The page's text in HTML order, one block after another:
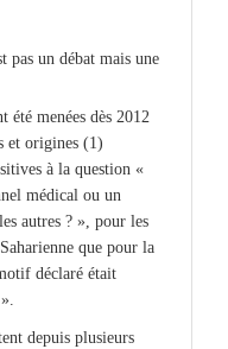
pas un débat mais une
été menées dès 2012
et origines (1)
à la question «
médical ou un
autres ? », pour les
que pour la
déclaré était
depuis plusieurs